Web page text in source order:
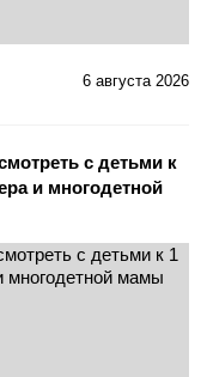
6 августа 2026
с детьми к
и многодетной